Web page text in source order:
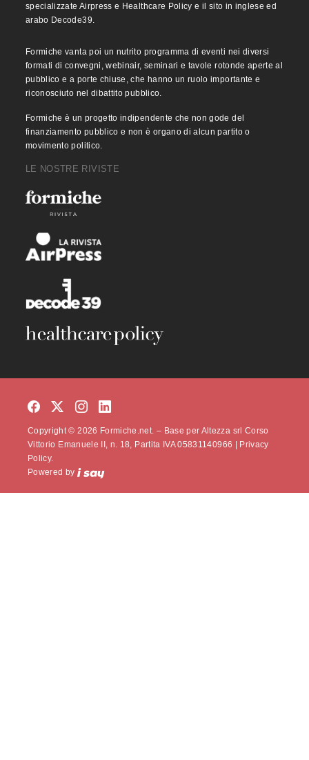
specializzate Airpress e Healthcare Policy e il sito in inglese ed
arabo Decode39.
Formiche vanta poi un nutrito programma di eventi nei diversi
formati di convegni, webinair, seminari e tavole rotonde aperte al
pubblico e a porte chiuse, che hanno un ruolo importante e
riconosciuto nel dibattito pubblico.
Formiche è un progetto indipendente che non gode del
finanziamento pubblico e non è organo di alcun partito o
movimento politico.
LE NOSTRE RIVISTE
Copyright © 2026 Formiche.net. – Base per Altezza srl Corso
Vittorio Emanuele II, n. 18, Partita IVA 05831140966 |
Privacy
Policy.
Powered by